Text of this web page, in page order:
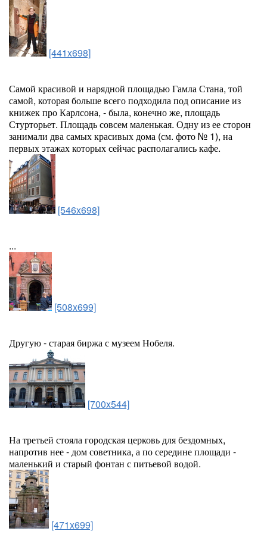
[441x698]
Самой красивой и нарядной площадью Гамла Стана, той
самой, которая больше всего подходила под описание из
книжек про Карлсона, - была, конечно же, площадь
Стурторьет. Площадь совсем маленькая. Одну из ее сторон
занимали два самых красивых дома (см. фото № 1), на
первых этажах которых сейчас располагались кафе.
[546x698]
...
[508x699]
Другую - старая биржа с музеем Нобеля.
[700x544]
На третьей стояла городская церковь для бездомных,
напротив нее - дом советника, а по середине площади -
маленький и старый фонтан с питьевой водой.
[471x699]